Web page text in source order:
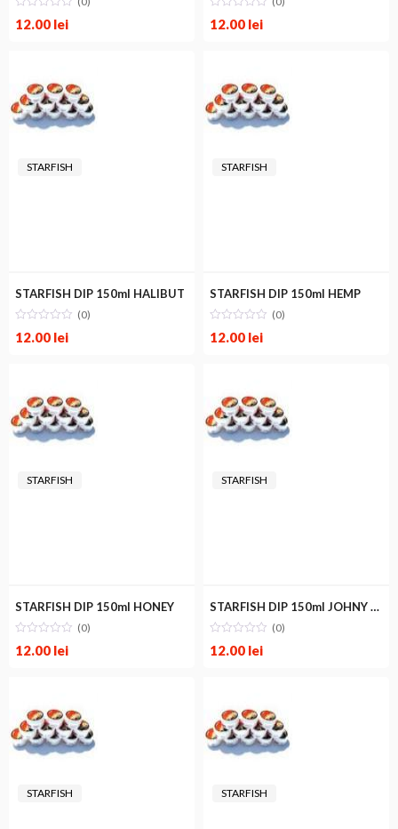
12.00 lei 12.00 lei
STARFISH
STARFISH DIP 150ml HALIBUT
(0)
12.00 lei
STARFISH
STARFISH DIP 150ml HEMP
(0)
12.00 lei
STARFISH
STARFISH DIP 150ml HONEY
(0)
12.00 lei
STARFISH
STARFISH DIP 150ml JOHNY WALKER
(0)
12.00 lei
STARFISH STARFISH